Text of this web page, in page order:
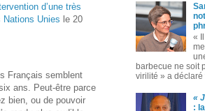
d’une très
Nations Unies le 20
Français semblent
ans. Peut-être parce
bien, ou de pouvoir
«
barbecue ne soit
virilité » a déclaré
«
: